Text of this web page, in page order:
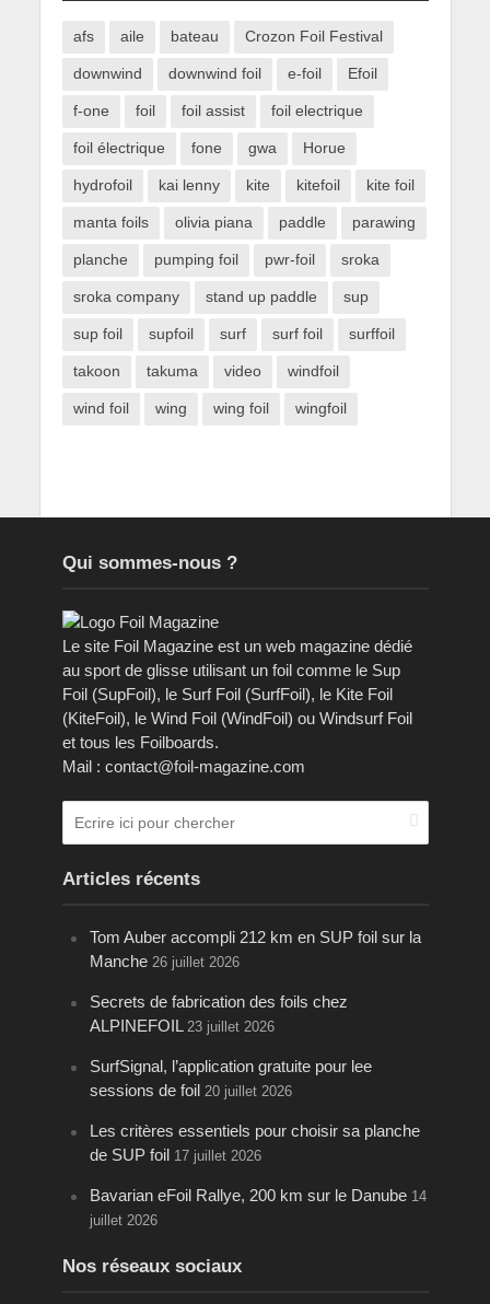
afs aile bateau Crozon Foil Festival
downwind downwind foil e-foil Efoil
f-one foil foil assist foil electrique
foil électrique fone gwa Horue
hydrofoil kai lenny kite kitefoil kite foil
manta foils olivia piana paddle parawing
planche pumping foil pwr-foil sroka
sroka company stand up paddle sup
sup foil supfoil surf surf foil surffoil
takoon takuma video windfoil
wind foil wing wing foil wingfoil
Qui sommes-nous ?
Le site Foil Magazine est un web magazine dédié
au sport de glisse utilisant un foil comme le Sup
Foil (SupFoil), le Surf Foil (SurfFoil), le Kite Foil
(KiteFoil), le Wind Foil (WindFoil) ou Windsurf Foil
et tous les Foilboards.
Mail : contact@foil-magazine.com
Articles récents
Tom Auber accompli 212 km en SUP foil sur la
Manche 26 juillet 2026
Secrets de fabrication des foils chez
ALPINEFOIL 23 juillet 2026
SurfSignal, l’application gratuite pour lee
sessions de foil 20 juillet 2026
Les critères essentiels pour choisir sa planche
de SUP foil 17 juillet 2026
Bavarian eFoil Rallye, 200 km sur le Danube 14
juillet 2026
Nos réseaux sociaux